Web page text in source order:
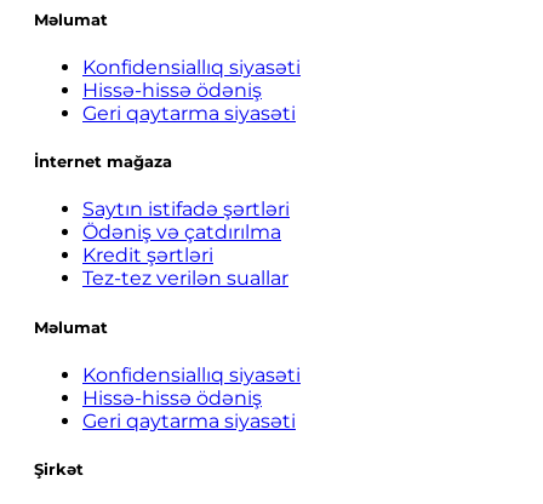
Məlumat
Konfidensiallıq siyasəti
Hissə-hissə ödəniş
Geri qaytarma siyasəti
İnternet mağaza
Saytın istifadə şərtləri
Ödəniş və çatdırılma
Kredit şərtləri
Tez-tez verilən suallar
Məlumat
Konfidensiallıq siyasəti
Hissə-hissə ödəniş
Geri qaytarma siyasəti
Şirkət